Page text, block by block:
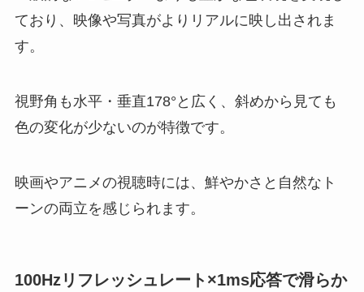
ており、映像や写真がよりリアルに映し出されま
す。
視野角も水平・垂直178°と広く、斜めから見ても
色の変化が少ないのが特徴です。
映画やアニメの視聴時には、鮮やかさと自然なト
ーンの両立を感じられます。
100Hzリフレッシュレート×1ms応答で滑らか